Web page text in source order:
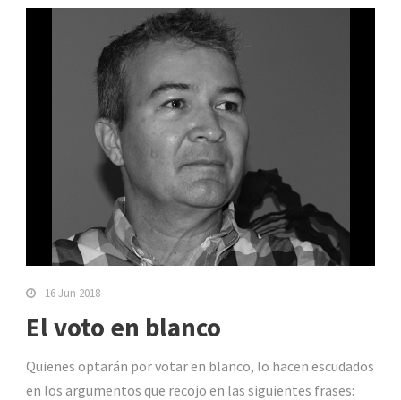
16 Jun 2018
El voto en blanco
Quienes optarán por votar en blanco, lo hacen escudados
en los argumentos que recojo en las siguientes frases: